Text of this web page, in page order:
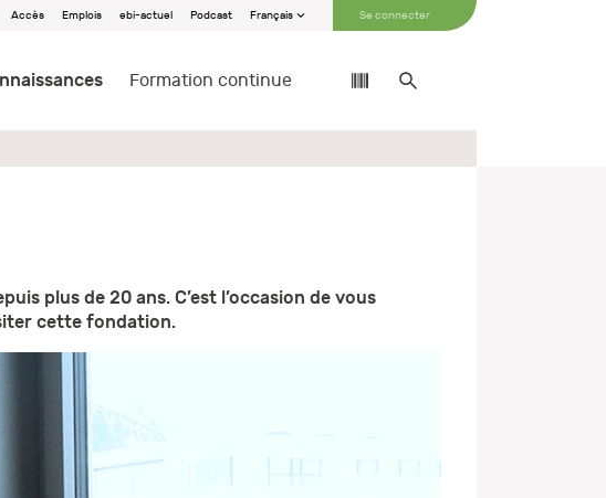
Accès Emplois ebi-actuel Podcast Français Se connecter
Formation continue
plus de 20 ans. C’est l’occasion de vous
cette fondation.